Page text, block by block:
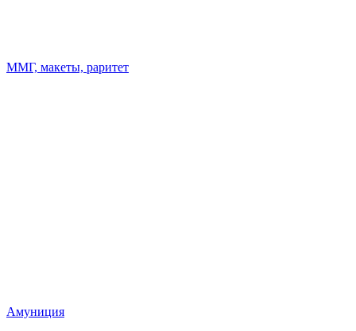
ММГ, макеты, раритет
Амуниция